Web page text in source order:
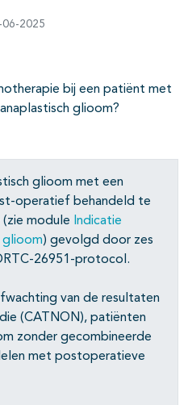
06-2025
bij een patiënt met
glioom?
glioom met een
operatief behandeld te
module Indicatie
glioom) gevolgd door zes
26951-protocol.
van de resultaten
(CATNON), patiënten
zonder gecombineerde
met postoperatieve